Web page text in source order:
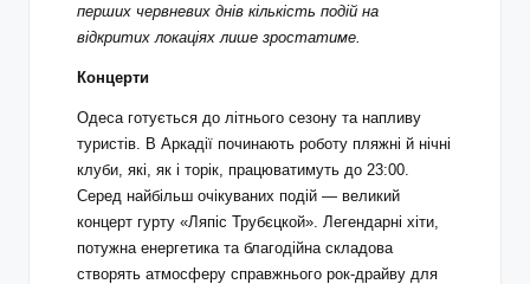
перших червневих днів кількість подій на
відкритих локаціях лише зростатиме.
Концерти
Одеса готується до літнього сезону та напливу
туристів. В Аркадії починають роботу пляжні й нічні
клуби, які, як і торік, працюватимуть до 23:00.
Серед найбільш очікуваних подій — великий
концерт гурту «Ляпіс Трубєцкой». Легендарні хіти,
потужна енергетика та благодійна складова
створять атмосферу справжнього рок-драйву для